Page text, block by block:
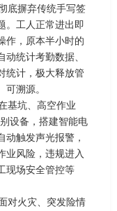
底摒弃传统手写签
。工人正常进出即
作，原本半小时的
统计考勤数据、
统计，极大释放管
溯源。
基坑、高空作业
设备，搭建智能电
触发声光报警，
业风险，违规进入
现场安全管控等
对火灾、突发险情